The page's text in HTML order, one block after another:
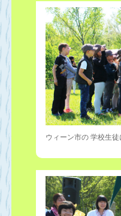
ウィーン市の 学校生